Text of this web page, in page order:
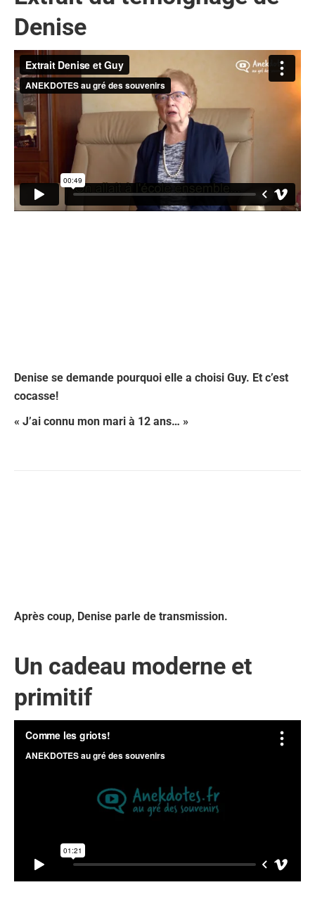
Denise
Denise se demande pourquoi elle a choisi Guy. Et c’est
cocasse!
« J’ai connu mon mari à 12 ans… »
Après coup, Denise parle de transmission.
Un cadeau moderne et
primitif